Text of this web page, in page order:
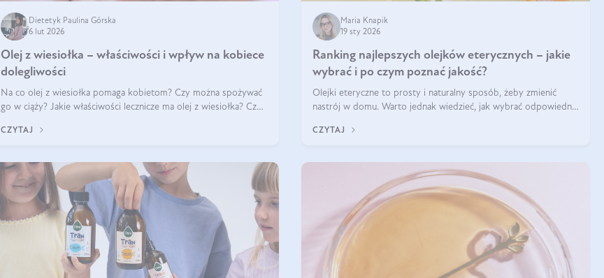
Dietetyk Paulina Górska
6 lut 2026
Olej z wiesiołka – właściwości i wpływ na kobiece
dolegliwości
Na co olej z wiesiołka pomaga kobietom? Czy można spożywać
go w ciąży? Jakie właściwości lecznicze ma olej z wiesiołka? Czy
efekty? Jaka jes
CZYTAJ
Maria Knapik
19 sty 2026
Ranking najlepszych olejków eterycznych – jakie
wybrać i po czym poznać jakość?
Olejki eteryczne to prosty i naturalny sposób, żeby zmienić
nastrój w domu. Warto jednak wiedzieć, jak wybrać odpowiednie
eteryczne są najlepsze? Poznaj najważniejsze kryteria wyboru!
CZYTAJ